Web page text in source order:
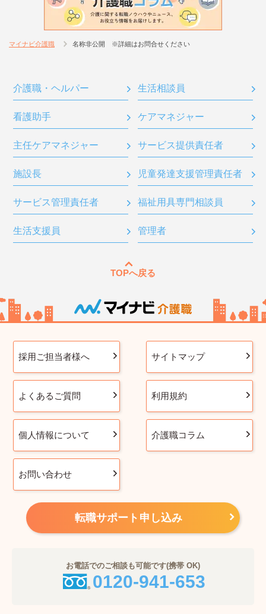
マイナビ介護職 名称非公開 ※詳細はお問合せください
介護職・ヘルパー 生活相談員
看護助手 ケアマネジャー
主任ケアマネジャー サービス提供責任者
施設長 児童発達支援管理責任者
サービス管理責任者 福祉用具専門相談員
生活支援員 管理者
TOPへ戻る
採用ご担当者様へ サイトマップ
よくあるご質問 利用規約
個人情報について 介護職コラム
お問い合わせ
転職サポート申し込み
お電話でのご相談も可能です(携帯 OK)
0120-941-653